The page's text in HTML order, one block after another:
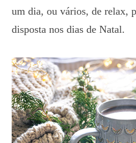
um dia, ou vários, de relax,
disposta nos dias de Natal.